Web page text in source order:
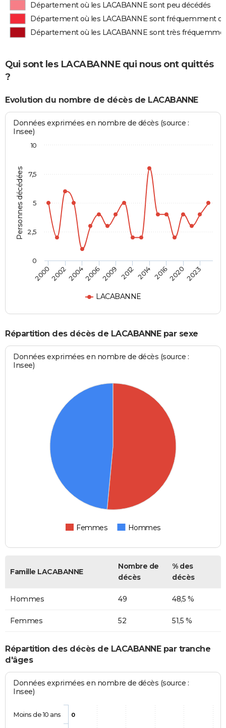
Département où les LACABANNE sont peu décédés
Département où les LACABANNE sont fréquemment
Département où les LACABANNE sont très
Qui sont les LACABANNE qui nous ont quittés
?
Evolution du nombre de décès de LACABANNE
Personnes décédées
Données exprimées en nombre de décès (source :
Insee)
LACABANNE
20002002200420062009 2012 2014 201620202023
0
10
2,5
5
7,5
Répartition des décès de LACABANNE par sexe
Données exprimées en nombre de décès (source :
Insee)
Femmes Hommes
Famille LACABANNE
Nombre de
décès
% des
décès
Hommes 49 48,5 %
Femmes 52 51,5 %
Répartition des décès de LACABANNE par tranche
d'âges
Données exprimées en nombre de décès (source :
Insee)
0
Moins de 10 ans